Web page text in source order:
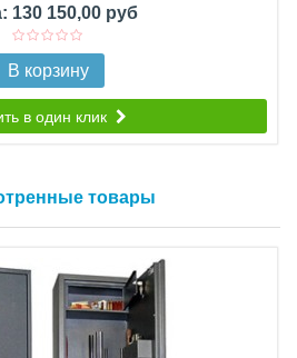
130 150,00 руб
В корзину
в один клик
товары